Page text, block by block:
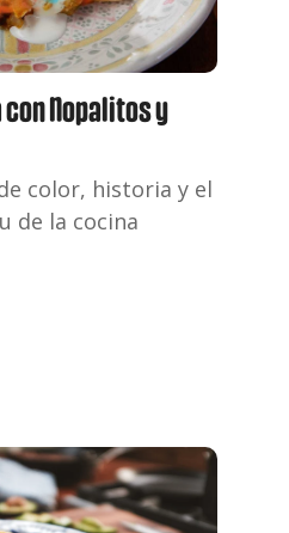
Nopalitos y
color, historia y el
de la cocina